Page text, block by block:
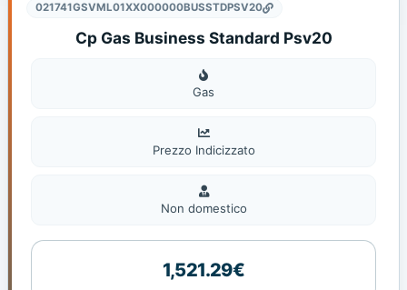
021741GSVML01XX000000BUSSTDPSV20
Cp Gas Business Standard Psv20
Gas
Gas
Prezzo Indicizzato
Non
domestic
Non domestico
1,521.29€